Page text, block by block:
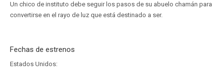
Un chico de instituto debe seguir los pasos de su abuelo chamán para
convertirse en el rayo de luz que está destinado a ser.
Fechas de estrenos
Estados Unidos: